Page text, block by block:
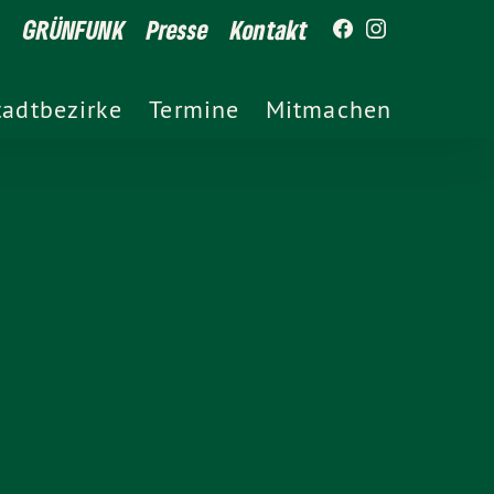
GRÜNFUNK Presse Kontakt
Termine Mitmachen